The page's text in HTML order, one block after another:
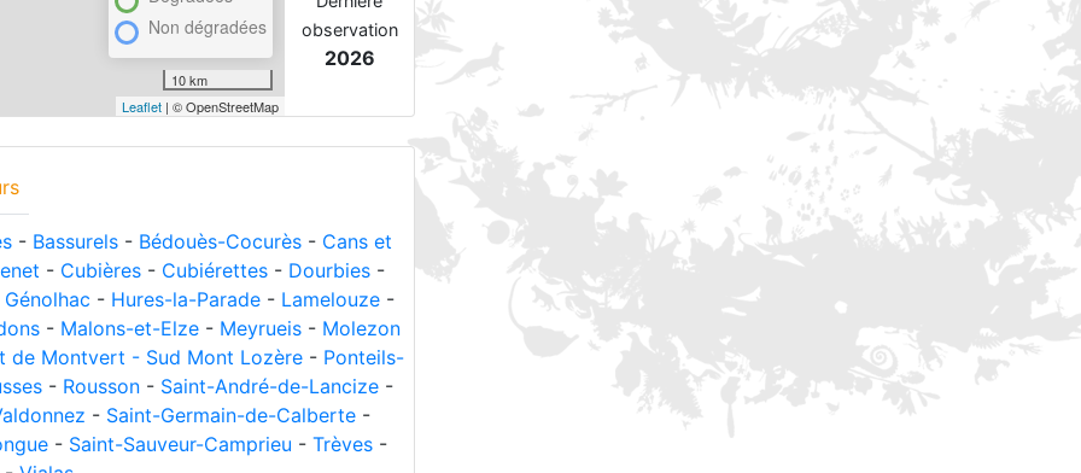
Non dégradées
10 km
Leaflet| © OpenStreetMap
observation
2026
- Bassurels - Bédouès-Cocurès - Cans et
- Cubières - Cubiérettes - Dourbies -
Génolhac - Hures-la-Parade - Lamelouze -
- Malons-et-Elze - Meyrueis - Molezon
de Montvert - Sud Mont Lozère - Ponteils-
- Rousson - Saint-André-de-Lancize -
- Saint-Germain-de-Calberte -
- Saint-Sauveur-Camprieu - Trèves -